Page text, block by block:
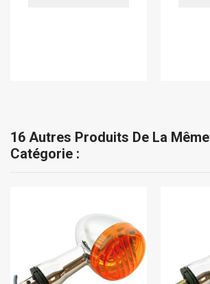
16 Autres Produits De La Même
Catégorie :